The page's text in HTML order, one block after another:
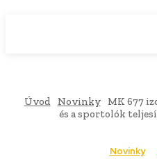
Úvod Novinky
MK 677
és a sportolók
Novinky